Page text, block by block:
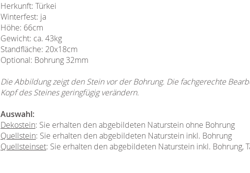
Herkunft: Türkei
Winterfest: ja
Höhe: 66cm
Gewicht: ca. 43kg
Standfläche: 20x18cm
Optional: Bohrung 32mm
Die Abbildung zeigt den Stein vor der Bohrung. Die fachgerechte
Kopf des Steines geringfügig verändern.
Auswahl:
Dekostein: Sie erhalten den abgebildeten Naturstein ohne Bohrung
Quellstein: Sie erhalten den abgebildeten Naturstein inkl. Bohrung
Quellsteinset: Sie erhalten den abgebildeten Naturstein inkl. Bohrung,